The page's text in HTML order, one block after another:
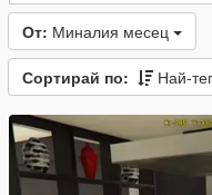
От: Миналия месец
Сортирай по: Най-